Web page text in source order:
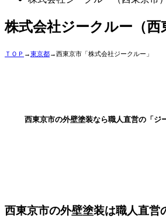
株式会社ジークルー（西
ＴＯＰ →東京都→西東京市「株式会社ジークルー」
西東京市の外壁塗装なら職人直営の「ジ
西東京市の外壁塗装は職人直営